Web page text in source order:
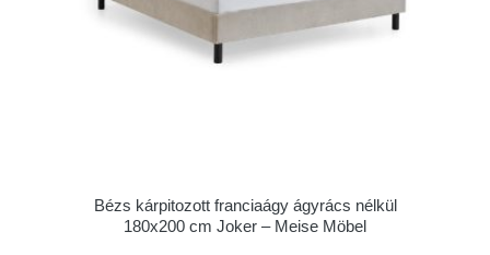
Bézs kárpitozott franciaágy ágyrács nélkül
180x200 cm Joker – Meise Möbel